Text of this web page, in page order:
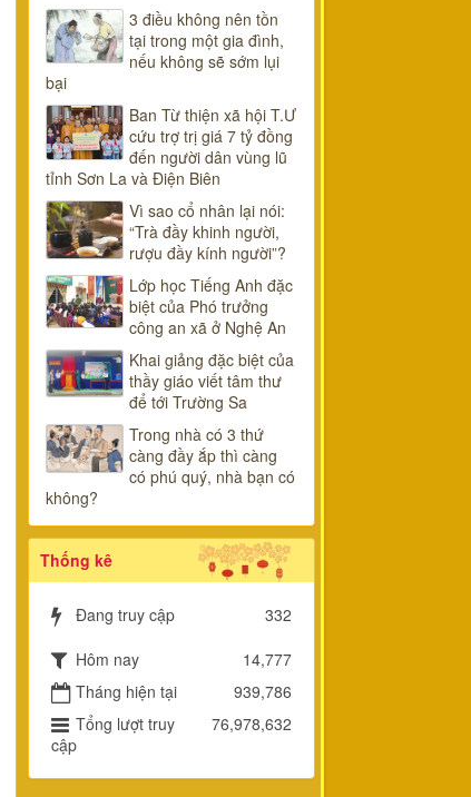
3 điều không nên tồn
tại trong một gia đình,
nếu không sẽ sớm lụi
bại
Ban Từ thiện xã hội T.Ư
cứu trợ trị giá 7 tỷ đồng
đến người dân vùng lũ
tỉnh Sơn La và Điện Biên
Vì sao cổ nhân lại nói:
“Trà đầy khinh người,
rượu đầy kính người”?
Lớp học Tiếng Anh đặc
biệt của Phó trưởng
công an xã ở Nghệ An
Khai giảng đặc biệt của
thầy giáo viết tâm thư
để tới Trường Sa
Trong nhà có 3 thứ
càng đầy ắp thì càng
có phú quý, nhà bạn có
không?
Thống kê
Đang truy cập
332
Hôm nay
14,777
Tháng hiện tại
939,786
Tổng lượt truy
cập
76,978,632